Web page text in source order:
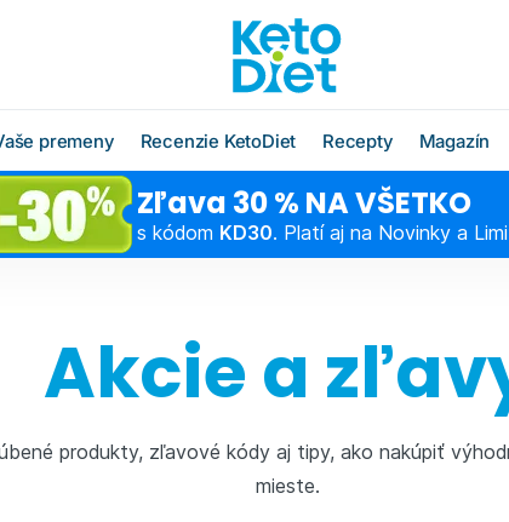
O radoch KetoDiet
Čo jesť po diéte
Schudnite s odborníkom
Vzorové jedálničky
Klub Moja KetoDiet
premeny Recenzie KetoDiet Recepty
Všetky recepty
Keto recepty (od 1. kroku
Magazín
Blog
Ako
Chudnutie
O značke
Náš tím
partnerov
Affiliate
Kontakty
Zľava 30 % NA VŠETKO
s kódom KD30. Platí aj na Novinky a
Akcie a
produkty, zľavové kódy aj tipy, ako nakúpiť
mieste.